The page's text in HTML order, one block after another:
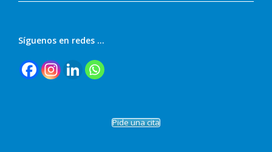
Síguenos en redes …
Pide una cita